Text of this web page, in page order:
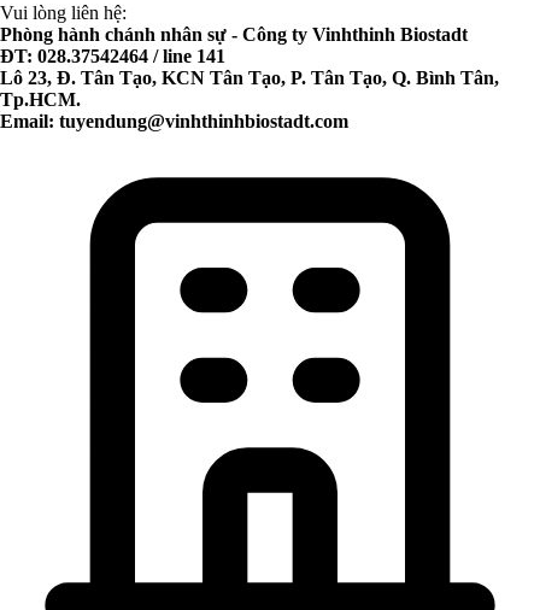
Vui lòng liên hệ:
Phòng hành chánh nhân sự - Công ty Vinhthinh Biostadt
ĐT: 028.37542464 / line 141
Lô 23, Đ. Tân Tạo, KCN Tân Tạo, P. Tân Tạo, Q. Bình Tân,
Tp.HCM.
Email: tuyendung@vinhthinhbiostadt.com